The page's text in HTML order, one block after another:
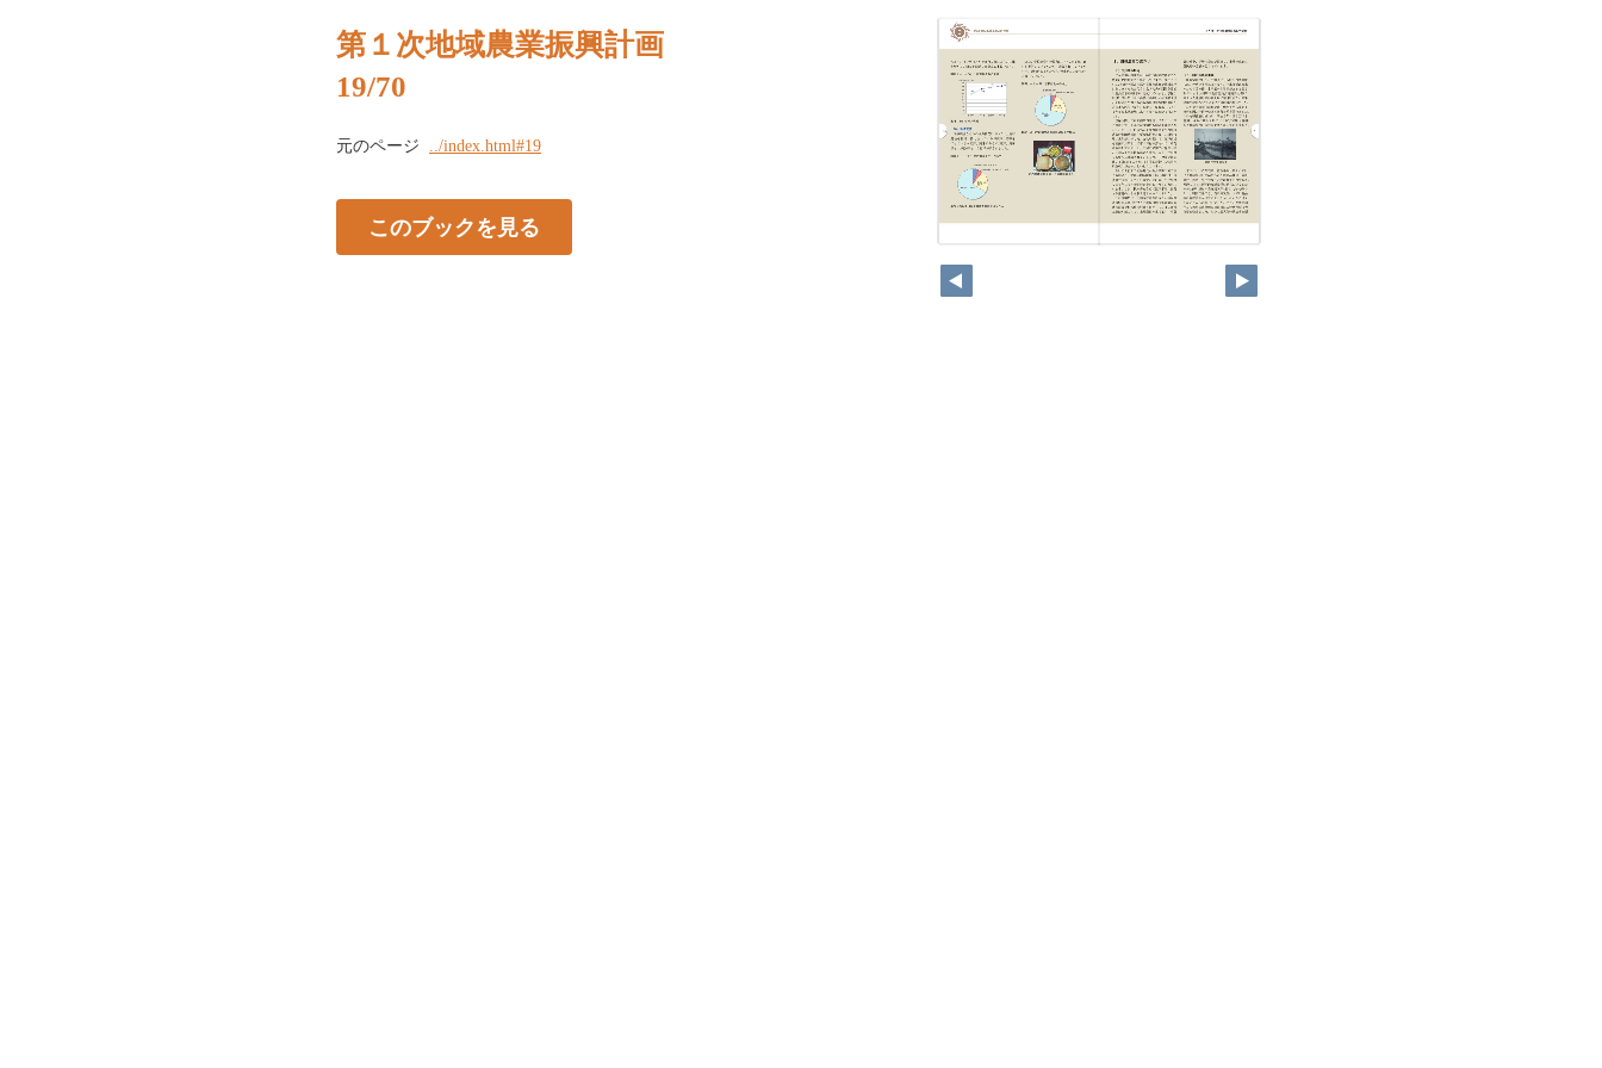
第１次地域農業振興計画
19/70
元のページ ../index.html#19
このブックを見る